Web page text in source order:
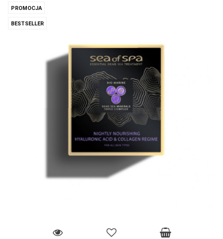
PROMOCJA
BESTSELLER